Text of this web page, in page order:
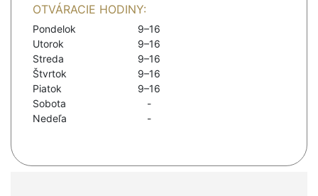
OTVÁRACIE HODINY:
Pondelok
9–16
Utorok
9–16
Streda
9–16
Štvrtok
9–16
Piatok
9–16
Sobota
-
Nedeľa
-